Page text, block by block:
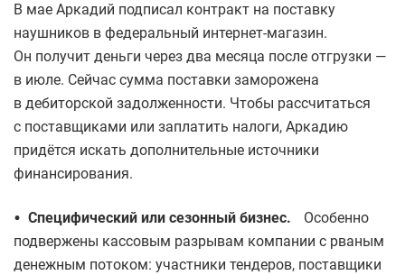
В мае Аркадий подписал контракт на поставку
наушников в федеральный интернет-магазин.
Он получит деньги через два месяца после отгрузки —
в июле. Сейчас сумма поставки заморожена
в дебиторской задолженности. Чтобы рассчитаться
с поставщиками или заплатить налоги, Аркадию
придётся искать дополнительные источники
финансирования.
• Специфический или сезонный бизнес.
Особенно
подвержены кассовым разрывам компании с рваным
денежным потоком: участники тендеров, поставщики